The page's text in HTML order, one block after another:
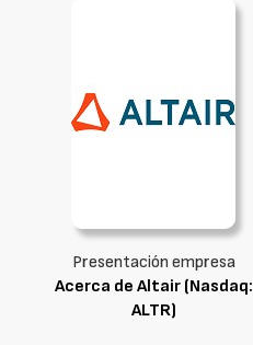
Presentación empresa
Acerca de Altair (Nasdaq:
ALTR)